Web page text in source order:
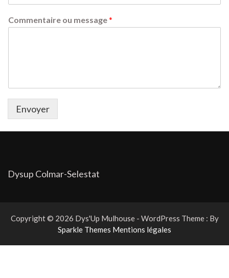
Commentaire ou message*
Envoyer
Dysup Colmar-Selestat
Copyright © 2026 Dys'Up Mulhouse - WordPress Theme : By
Sparkle Themes Mentions légales